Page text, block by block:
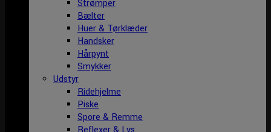
Strømper
Bælter
Huer & Tørklæder
Handsker
Hårpynt
Smykker
Udstyr
Ridehjelme
Piske
Spore & Remme